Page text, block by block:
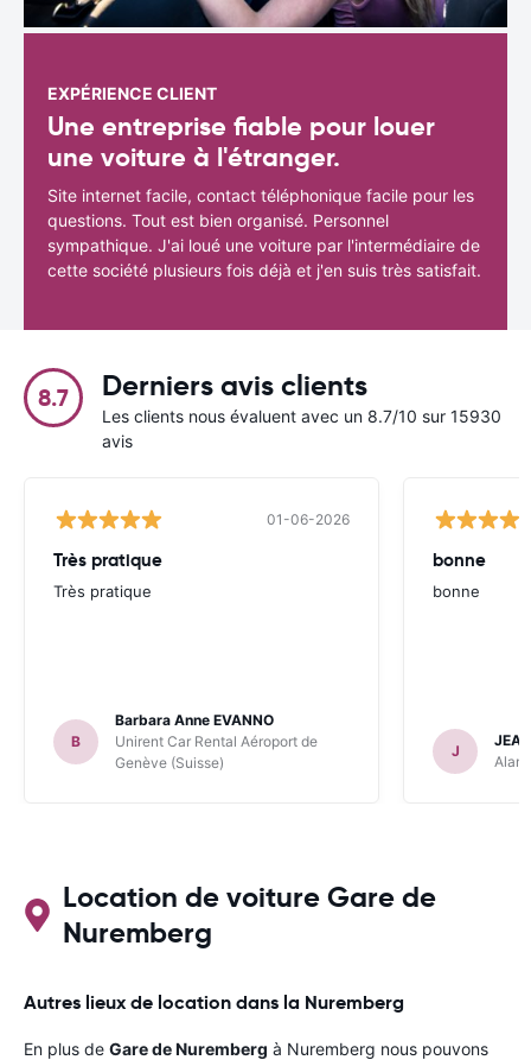
EXPÉRIENCE CLIENT
Une entreprise fiable pour louer
une voiture à l'étranger.
Site internet facile, contact téléphonique facile pour les
questions. Tout est bien organisé. Personnel
sympathique. J'ai loué une voiture par l'intermédiaire de
cette société plusieurs fois déjà et j'en suis très satisfait.
8.7 Derniers avis clients
Les clients nous évaluent avec un 8.7/10 sur 15930
avis
01-06-2026
Très pratique
Très pratique
B
Barbara Anne EVANNO
Unirent Car Rental Aéroport de
Genève (Suisse)
bonne
bonne
J
Location de voiture Gare de
Nuremberg
Autres lieux de location dans la Nuremberg
En plus de Gare de Nuremberg à Nuremberg nous pouvons